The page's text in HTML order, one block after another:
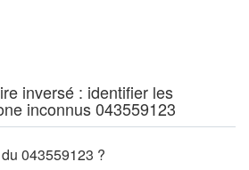
inversé : identifier les
inconnus 043559123
043559123 ?